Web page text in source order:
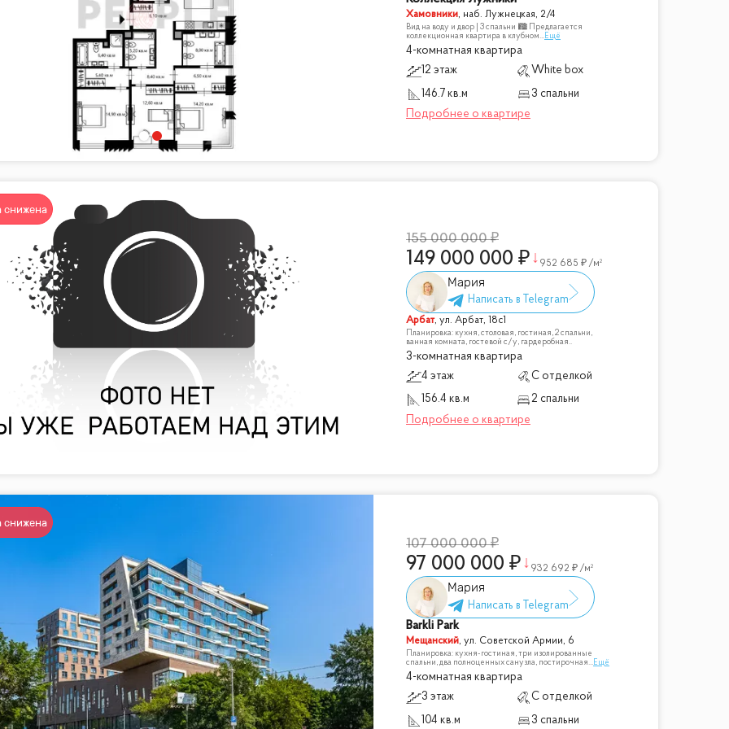
Хамовники, наб. Лужнецкая, 2/4
Вид на воду и двор | 3 спальни 🏙 Предлагается
коллекционная квартира в клубном...Ещё
4-комнатная квартира
12 этаж
White box
146.7 кв.м
3 спальни
снижена
155 000 000
149 000 000 952 685 /м²
Мария
Арбат, ул. Арбат, 18с1
Планировка: кухня, столовая, гостиная, 2 спальни,
ванная комната, гостевой с/у, гардеробная..
3-комнатная квартира
4 этаж
С отделкой
156.4 кв.м
2 спальни
снижена
107 000 000
97 000 000 932 692 /м²
Мария
Barkli Park
Мещанский, ул. Советской Армии, 6
Планировка: кухня-гостиная, три изолированные
спальни, два полноценных санузла, постирочная...Ещё
4-комнатная квартира
3 этаж
С отделкой
104 кв.м
3 спальни